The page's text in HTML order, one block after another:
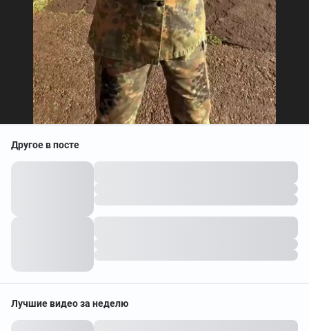
Другое в посте
Лучшие видео за неделю